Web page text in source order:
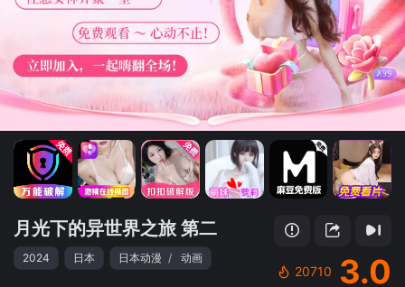
月光下的异世界之旅 第二
2024 日本 日本动漫 / 动画
20710 3.0